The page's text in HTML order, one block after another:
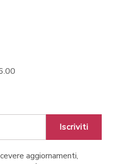
Iscriviti
aggiornamenti,